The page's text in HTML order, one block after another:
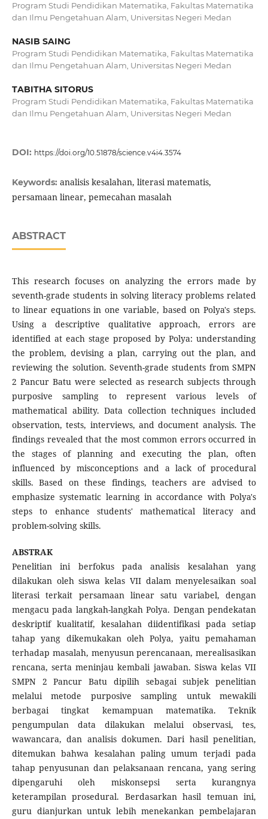
Program Studi Pendidikan Matematika, Fakultas Matematika
dan Ilmu Pengetahuan Alam, Universitas Negeri Medan
NASIB SAING
Program Studi Pendidikan Matematika, Fakultas Matematika
dan Ilmu Pengetahuan Alam, Universitas Negeri Medan
TABITHA SITORUS
Program Studi Pendidikan Matematika, Fakultas Matematika
dan Ilmu Pengetahuan Alam, Universitas Negeri Medan
DOI: https://doi.org/10.51878/science.v4i4.3574
Keywords: analisis kesalahan, literasi matematis,
persamaan linear, pemecahan masalah
ABSTRACT
This research focuses on analyzing the errors made by
seventh-grade students in solving literacy problems related
to linear equations in one variable, based on Polya's steps.
Using a descriptive qualitative approach, errors are
identified at each stage proposed by Polya: understanding
the problem, devising a plan, carrying out the plan, and
reviewing the solution. Seventh-grade students from SMPN
2 Pancur Batu were selected as research subjects through
purposive sampling to represent various levels of
mathematical ability. Data collection techniques included
observation, tests, interviews, and document analysis. The
findings revealed that the most common errors occurred in
the stages of planning and executing the plan, often
influenced by misconceptions and a lack of procedural
skills. Based on these findings, teachers are advised to
emphasize systematic learning in accordance with Polya's
steps to enhance students' mathematical literacy and
problem-solving skills.
ABSTRAK
Penelitian ini berfokus pada analisis kesalahan yang
dilakukan oleh siswa kelas VII dalam menyelesaikan soal
literasi terkait persamaan linear satu variabel, dengan
mengacu pada langkah-langkah Polya. Dengan pendekatan
deskriptif kualitatif, kesalahan diidentifikasi pada setiap
tahap yang dikemukakan oleh Polya, yaitu pemahaman
terhadap masalah, menyusun perencanaan, merealisasikan
rencana, serta meninjau kembali jawaban. Siswa kelas VII
SMPN 2 Pancur Batu dipilih sebagai subjek penelitian
melalui metode purposive sampling untuk mewakili
berbagai tingkat kemampuan matematika. Teknik
pengumpulan data dilakukan melalui observasi, tes,
wawancara, dan analisis dokumen. Dari hasil penelitian,
ditemukan bahwa kesalahan paling umum terjadi pada
tahap penyusunan dan pelaksanaan rencana, yang sering
dipengaruhi oleh miskonsepsi serta kurangnya
keterampilan prosedural. Berdasarkan hasil temuan ini,
guru dianjurkan untuk lebih menekankan pembelajaran